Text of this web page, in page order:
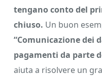
tengano conto del
chiuso. Un buon
“Comunicazione dei
pagamenti da parte
aiuta a risolvere un